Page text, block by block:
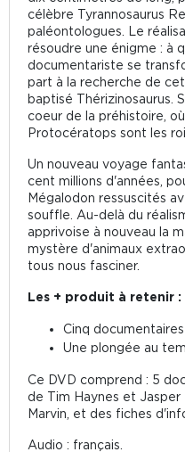
célèbre Tyrannosaurus
paléontologues. Le
résoudre une énigme : à
documentariste se
part à la recherche de
baptisé Thérizinosaurus.
coeur de la préhistoire,
Protocératops sont les
Un nouveau voyage
cent millions d'années,
Mégalodon ressuscités
souffle. Au-delà du
apprivoise à nouveau la
mystère d'animaux
tous nous fasciner.
Les + produit à retenir :
Cinq
Une plongée au
Ce DVD comprend : 5
de Tim Haynes et Jasper
Marvin, et des fiches
Audio : français.